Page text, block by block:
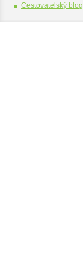
Cestovatelský blog